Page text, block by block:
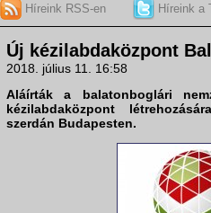
Híreink RSS-en Híreink a
Új kézilabdaközpont
2018. július 11. 16:58
Aláírták a balatonboglári
kézilabdaközpont
szerdán Budapesten.